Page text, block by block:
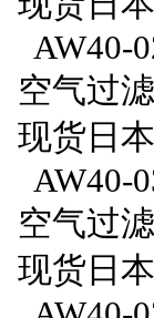
AW40-
空气过
现货日
AW40-
空气过
现货日